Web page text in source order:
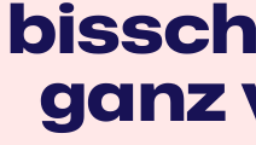
ganz